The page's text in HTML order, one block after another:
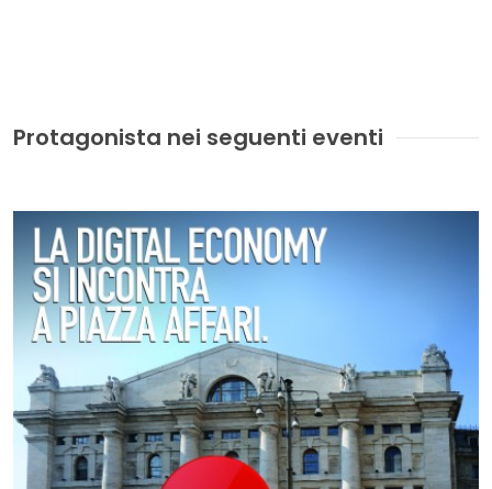
Protagonista nei seguenti eventi